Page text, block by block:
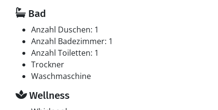
Bad
Anzahl Duschen: 1
Anzahl Badezimmer: 1
Anzahl Toiletten: 1
Trockner
Waschmaschine
Wellness